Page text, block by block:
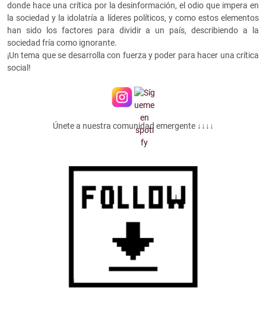
donde hace una crítica por la desinformación, el odio que impera en
la sociedad y la idolatría a líderes políticos, y como estos elementos
han sido los factores para dividir a un país, describiendo a la
sociedad fría como ignorante.
¡Un tema que se desarrolla con fuerza y poder para hacer una crítica
social!
Únete a nuestra comunidad emergente ↓↓↓↓